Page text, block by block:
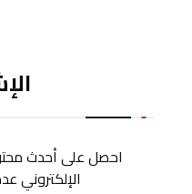
احصل على أحدث
الإلكتروني